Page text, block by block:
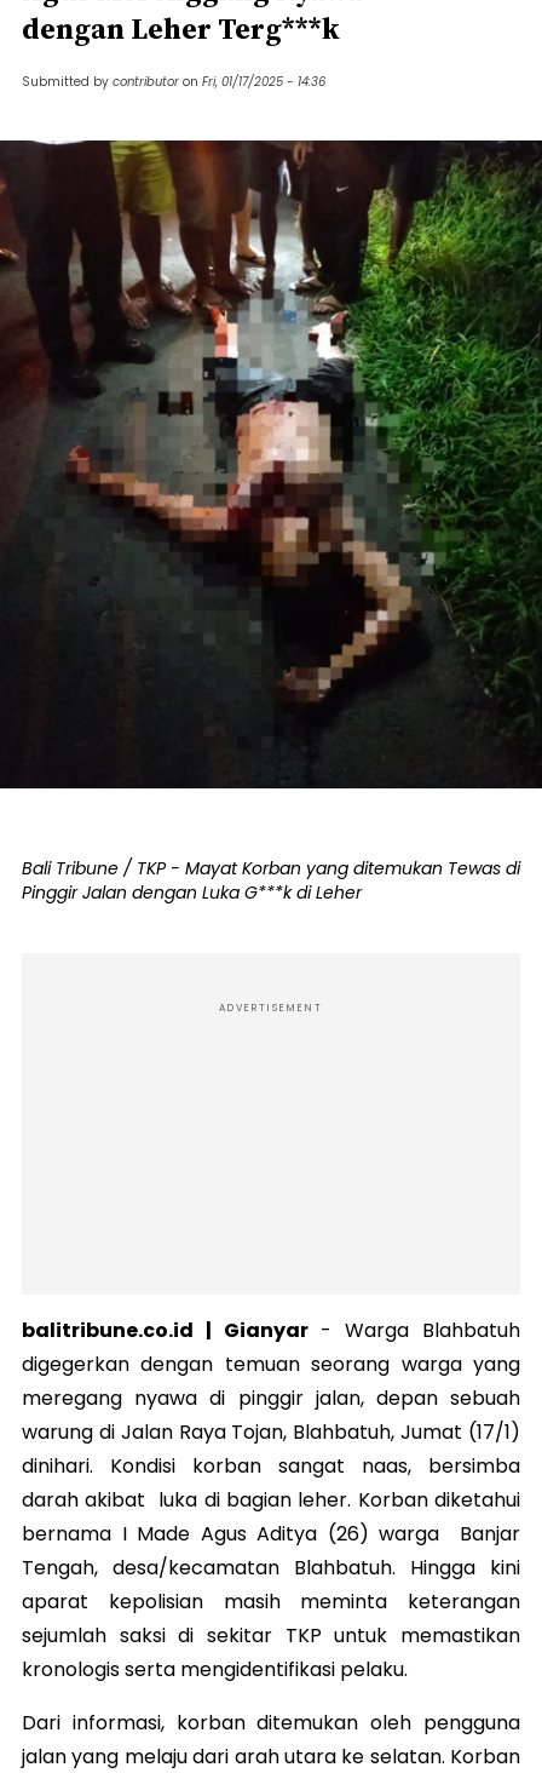
dengan Leher Terg***k
Submitted by contributor on Fri, 01/17/2025 - 14:36
Bali Tribune / TKP - Mayat Korban yang ditemukan Tewas di
Pinggir Jalan dengan Luka G***k di Leher
ADVERTISEMENT
balitribune.co.id | Gianyar-Warga Blahbatuh
digegerkan dengan temuan seorang warga yang
meregang nyawa di pinggir jalan, depan sebuah
warung di Jalan Raya Tojan, Blahbatuh, Jumat (17/1)
dinihari. Kondisi korban sangat naas, bersimba
darah akibat luka di bagian leher. Korban diketahui
bernama I Made Agus Aditya (26) warga Banjar
Tengah, desa/kecamatan Blahbatuh. Hingga kini
aparat kepolisian masih meminta keterangan
sejumlah saksi di sekitar TKP untuk memastikan
kronologis serta mengidentifikasi pelaku.
Dari informasi, korban ditemukan oleh pengguna
jalan yang melaju dari arah utara ke selatan. Korban